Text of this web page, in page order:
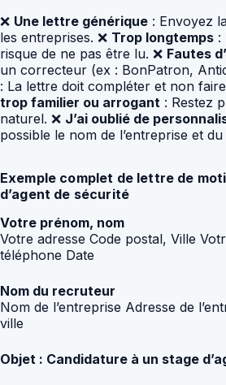
❌ Une lettre générique : Envoyez
les entreprises. ❌ Trop longtemps :
risque de ne pas être lu. ❌ Fautes
un correcteur (ex : BonPatron,
: La lettre doit compléter et non
trop familier ou arrogant : Restez
naturel. ❌ J’ai oublié de
possible le nom de l’entreprise et
Exemple complet de lettre de
d’agent de sécurité
Votre prénom, nom
Votre adresse Code postal, Ville
téléphone Date
Nom du recruteur
Nom de l’entreprise Adresse de
ville
Objet : Candidature à un stage